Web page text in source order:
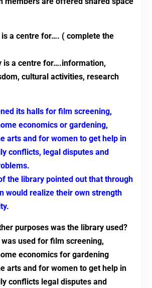
a centre for…. ( complete the
is a centre for….information,
cultural activities, research
its halls for film screening,
economics or gardening,
arts and for women to get help in
conflicts, legal disputes and
the library pointed out that through
would realize their own strength
purposes was the library used?
used for film screening,
economics for gardening
arts and for women to get help in
conflicts legal disputes and